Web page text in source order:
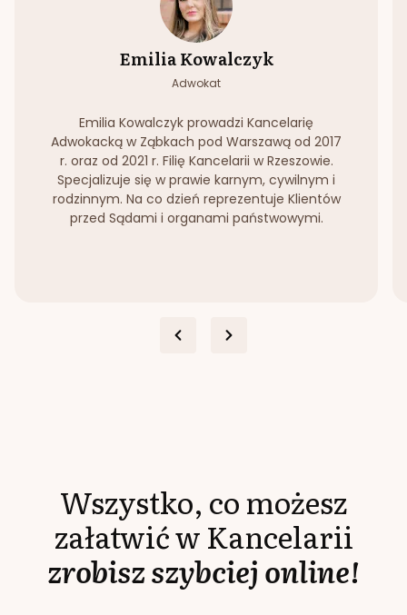
Emilia Kowalczyk
Adwokat
Emilia Kowalczyk prowadzi Kancelarię
Adwokacką w Ząbkach pod Warszawą od 2017
r. oraz od 2021 r. Filię Kancelarii w Rzeszowie.
Specjalizuje się w prawie karnym, cywilnym i
rodzinnym. Na co dzień reprezentuje Klientów
przed Sądami i organami państwowymi.
Wszystko, co możesz
załatwić w Kancelarii
zrobisz szybciej online!